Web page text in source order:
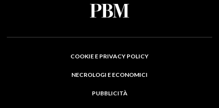
COOKIE E PRIVACY POLICY
NECROLOGI E ECONOMICI
PUBBLICITÀ